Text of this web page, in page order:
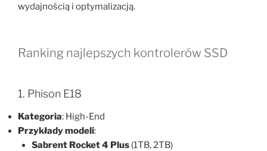
wydajnością i optymalizacją.
Ranking najlepszych kontrolerów SSD
1. Phison E18
Kategoria: High-End
Przykłady modeli:
Sabrent Rocket 4 Plus(1TB, 2TB)